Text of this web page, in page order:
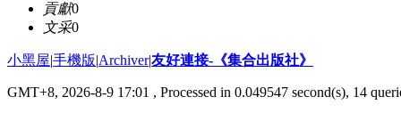
貢獻0
文采0
小黑屋|手機版|Archiver|友好連接-《集合出版社》
GMT+8, 2026-8-9 17:01 , Processed in 0.049547 second(s), 14